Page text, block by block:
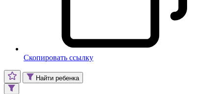
Скопировать ссылку
Найти ребенка